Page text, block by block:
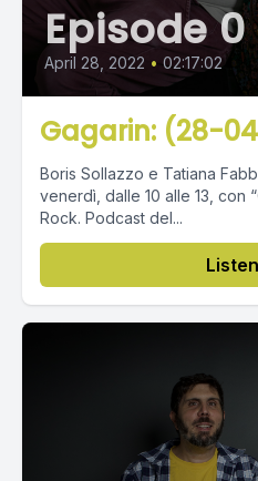
Episode 0
April 28, 2022 • 02:17:02
Gagarin: (28-
Boris Sollazzo e Tatiana
venerdì, dalle 10 alle 13, con
Rock. Podcast del...
Listen